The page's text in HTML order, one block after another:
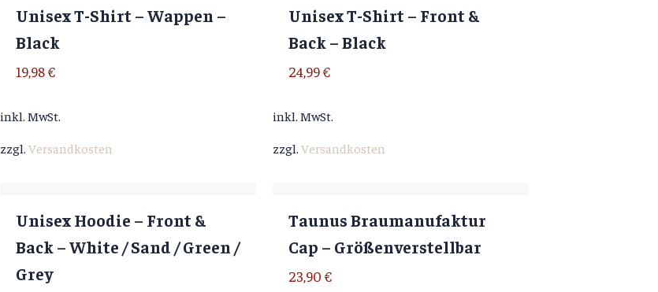
Unisex T-Shirt – Wappen –
Black
19,98€
inkl. MwSt.
zzgl.Versandkosten
Unisex T-Shirt – Front &
Back – Black
24,99€
inkl. MwSt.
zzgl.Versandkosten
Unisex Hoodie – Front &
Back – White / Sand / Green /
Grey
Taunus Braumanufaktur
Cap – Größenverstellbar
23,90 €